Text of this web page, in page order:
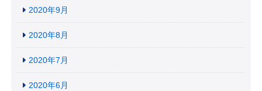
2020年9月
2020年8月
2020年7月
2020年6月